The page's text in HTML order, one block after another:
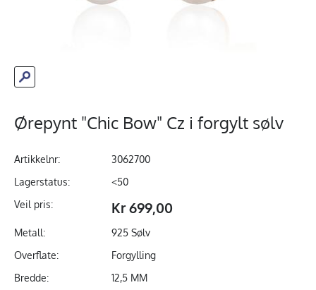
Ørepynt "Chic Bow" Cz i forgylt sølv
Artikkelnr:
3062700
Lagerstatus:
<50
Veil pris:
Kr 699,00
Metall:
925 Sølv
Overflate:
Forgylling
Bredde:
12,5 MM